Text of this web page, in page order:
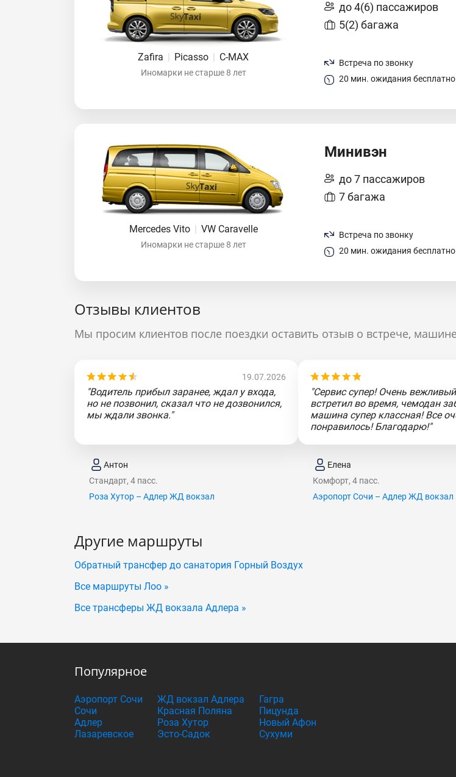
Zafira | Picasso | C-MAX
Иномарки не старше 8 лет
до 4(6) пассажиров
5(2) багажа
Встреча по звонку
20 мин. ожидания бесплатно
Mercedes Vito | VW Caravelle
Иномарки не старше 8 лет
Минивэн
до 7 пассажиров
7 багажа
Встреча по звонку
20 мин. ожидания бесплатно
Отзывы клиентов
Мы просим клиентов после поездки оставить отзыв о встрече,
19.07.2026
"Водитель прибыл заранее, ждал у входа,
но не позвонил, сказал что не дозвонился,
мы ждали звонка."
Антон
Стандарт, 4 пасс.
Роза Хутор – Адлер ЖД вокзал
"Сервис супер! Очень
встретил во время, чемодан
машина супер классная! Все
понравилось! Благодарю!"
Елена
Комфорт, 4 пасс.
Аэропорт Сочи – Адлер ЖД вокзал
Другие маршруты
Обратный трансфер до санатория Горный Воздух
Все маршруты Лоо »
Все трансферы ЖД вокзала Адлера »
Популярное
Аэропорт Сочи
Сочи
Адлер
Лазаревское
ЖД вокзал Адлера
Красная Поляна
Роза Хутор
Эсто-Садок
Гагра
Пицунда
Новый Афон
Сухуми